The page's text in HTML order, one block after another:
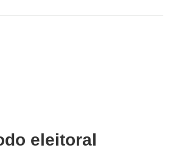
eleitoral